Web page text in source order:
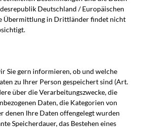
Deutschland / Europäischen
Übermittlung in Drittländer findet nicht
Sie gern informieren, ob und welche
zu Ihrer Person gespeichert sind (Art.
über die Verarbeitungszwecke, die
Daten, die Kategorien von
denen Ihre Daten offengelegt wurden
Speicherdauer, das Bestehen eines